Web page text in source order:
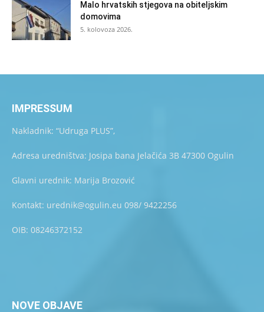
Malo hrvatskih stjegova na obiteljskim
domovima
5. kolovoza 2026.
IMPRESSUM
Nakladnik: “Udruga PLUS”,
Adresa uredništva: Josipa bana Jelačića 3B 47300 Ogulin
Glavni urednik: Marija Brozović
Kontakt: urednik@ogulin.eu 098/ 9422256
OIB: 08246372152
NOVE OBJAVE